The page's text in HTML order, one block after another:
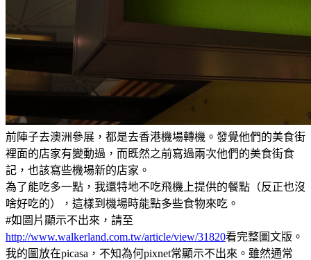
前陣子去澳洲參展，都是去香港機場轉機。發覺他們的美食街
裡面的店家有變動過，而既然之前寫過兩次他們的美食街食
記，也該寫些機場新的店家。
為了能吃多一點，我還特地不吃飛機上提供的餐點（反正也沒
啥好吃的），這樣到機場時能點多些食物來吃。
#如圖片顯示不出來，請至
http://www.walkerland.com.tw/article/view/31820看完整圖文版。
我的圖放在picasa，不知為何pixnet常顯示不出來。雖然通常